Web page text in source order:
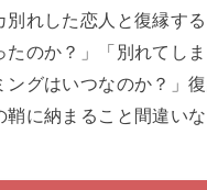
れした恋人と復縁す
のか？」「別れてし
グはいつなのか？」
に納まること間違いな